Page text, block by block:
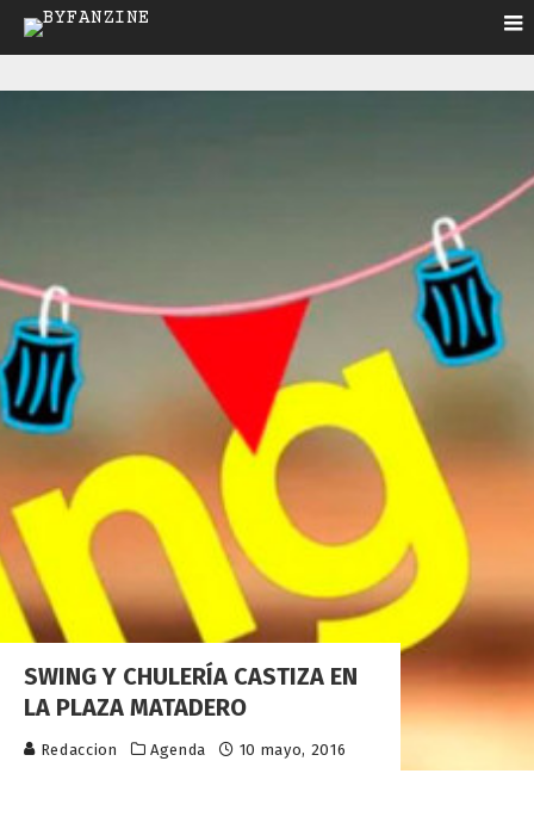
SWING Y CHULERÍA CASTIZA EN
LA PLAZA MATADERO
Redaccion Agenda 10 mayo, 2016